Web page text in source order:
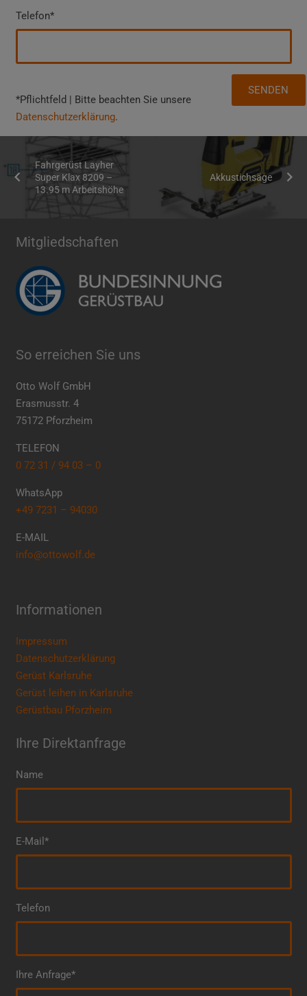
Telefon*
*Pflichtfeld | Bitte beachten Sie unsere
Datenschutzerklärung.
Fahrgerüst Layher
Super Klax 8209 –
13.95 m Arbeitshöhe
Akkustichsäge
Mitgliedschaften
So erreichen Sie uns
Otto Wolf GmbH
Erasmusstr. 4
75172 Pforzheim
TELEFON
0 72 31 / 94 03 – 0
WhatsApp
+49 7231 – 94030
E-MAIL
info@ottowolf.de
Informationen
Impressum
Datenschutzerklärung
Gerüst Karlsruhe
Gerüst leihen in Karlsruhe
Gerüstbau Pforzheim
Ihre Direktanfrage
Name
E-Mail*
Telefon
Ihre Anfrage*